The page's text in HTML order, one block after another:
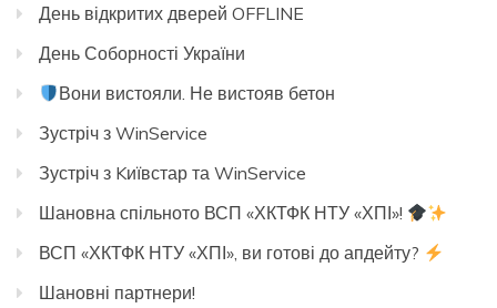
День відкритих дверей OFFLINE
День Соборності України
Вони вистояли. Не вистояв бетон
Зустріч з WinService
Зустріч з Kиївстар та WinService
Шановна спільното ВСП «ХКТФК НТУ «ХПІ»!
ВСП «ХКТФК НТУ «ХПІ», ви готові до апдейту?
Шановні партнери!